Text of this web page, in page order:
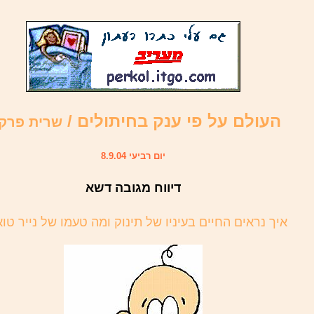
העולם על פי ענק בחיתולים /שרית
יום רביעי 8.9.04
דיווח מגובה דשא
איך נראים החיים בעיניו של תינוק ומה טעמו של נייר